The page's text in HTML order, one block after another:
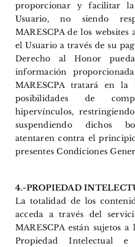
proporcionar y facilitar la
Usuario, no siendo
MARESCPA de los websites
el Usuario a través de su
Derecho al Honor
información
MARESCPA tratará en la
posibilidades de
hipervínculos,
suspendiendo dichos
atentaren contra el
presentes Condiciones
4.-PROPIEDAD
La totalidad de los
acceda a través del
MARESCPA están sujetos a
Propiedad Intelectual